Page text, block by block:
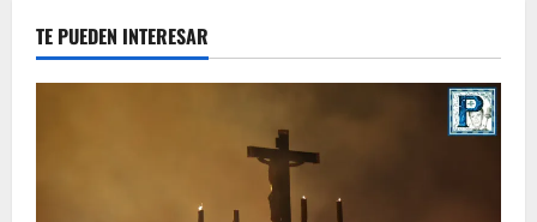
TE PUEDEN INTERESAR